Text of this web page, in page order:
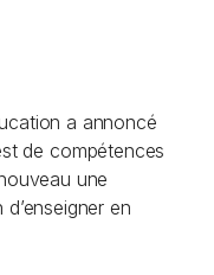
a annoncé
de compétences
une
en